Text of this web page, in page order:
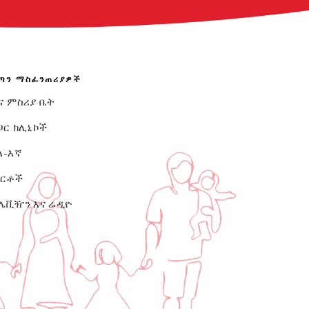
ማስፈንጠሪያዎች
ምስሪያ ቤት
ክሊኒኮች
እኛ
እና ሬዲዮ